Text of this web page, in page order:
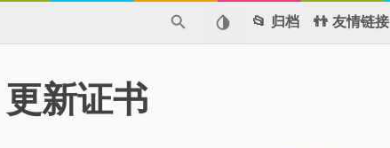
📂 归档 👬 友情链接
新证书